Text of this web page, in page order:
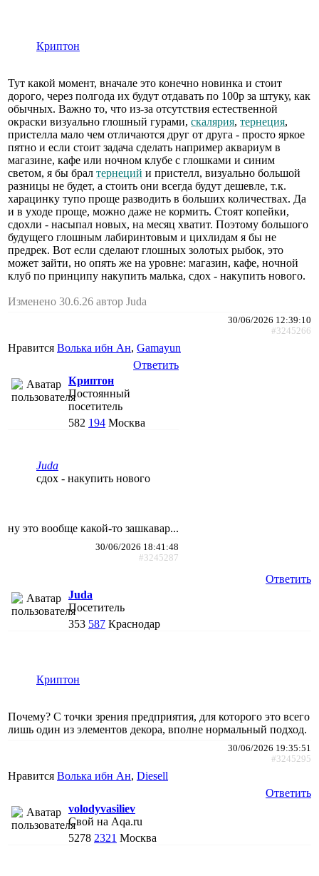
Криптон
Тут какой момент, вначале это конечно новинка и стоит
дорого, через полгода их будут отдавать по 100р за штуку, как
обычных. Важно то, что из-за отсутствия естественной
окраски визуально глошный гурами, скалярия, тернеция,
пристелла мало чем отличаются друг от друга - просто яркое
пятно и если стоит задача сделать например аквариум в
магазине, кафе или ночном клубе с глошками и синим
светом, я бы брал тернеций и пристелл, визуально большой
разницы не будет, а стоить они всегда будут дешевле, т.к.
харацинку тупо проще разводить в больших количествах. Да
и в уходе проще, можно даже не кормить. Стоят копейки,
сдохли - насыпал новых, на месяц хватит. Поэтому большого
будущего глошным лабиринтовым и цихлидам я бы не
предрек. Вот если сделают глошных золотых рыбок, это
может зайти, но опять же на уровне: магазин, кафе, ночной
клуб по принципу накупить малька, сдох - накупить нового.
Изменено 30.6.26 автор Juda
30/06/2026 12:39:10
#3245266
Нравится Волька ибн Ан, Gamayun
Ответить
Криптон
Постоянный
посетитель
582 194 Москва
Juda
сдох - накупить нового
ну это вообще какой-то зашкавар...
30/06/2026 18:41:48
#3245287
Ответить
Juda
Посетитель
353 587 Краснодар
Криптон
Почему? С точки зрения предприятия, для которого это всего
лишь один из элементов декора, вполне нормальный подход.
30/06/2026 19:35:51
#3245295
Нравится Волька ибн Ан, Diesell
Ответить
volodyvasiliev
Свой на Aqa.ru
5278 2321 Москва